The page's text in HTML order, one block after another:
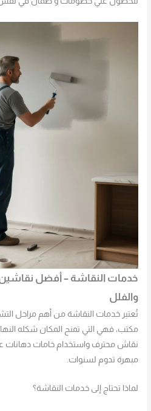
خدمات النقاشة – أفضل
والفلل
تُعتبر خدمات النقاشة من أهم مراحل
مكتب، فهي التي تمنح المكان شكله
نقاش محترف واستخدام خامات دهانات
مبهرة تدوم لسنوات.
لماذا تحتاج إلى خدمات النقاشة؟